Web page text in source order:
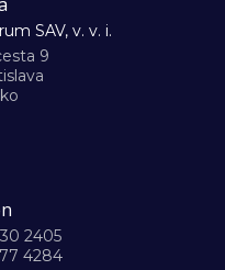
SAV, v. v. i.
9
2405
4284